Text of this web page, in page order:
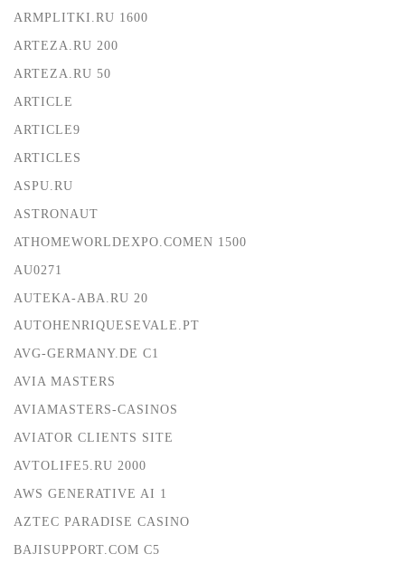
ARMPLITKI.RU 1600
ARTEZA.RU 200
ARTEZA.RU 50
ARTICLE
ARTICLE9
ARTICLES
ASPU.RU
ASTRONAUT
ATHOMEWORLDEXPO.COMEN 1500
AU0271
AUTEKA-ABA.RU 20
AUTOHENRIQUESEVALE.PT
AVG-GERMANY.DE C1
AVIA MASTERS
AVIAMASTERS-CASINOS
AVIATOR CLIENTS SITE
AVTOLIFE5.RU 2000
AWS GENERATIVE AI 1
AZTEC PARADISE CASINO
BAJISUPPORT.COM C5